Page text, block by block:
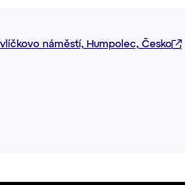
náměstí, Humpolec, Česko